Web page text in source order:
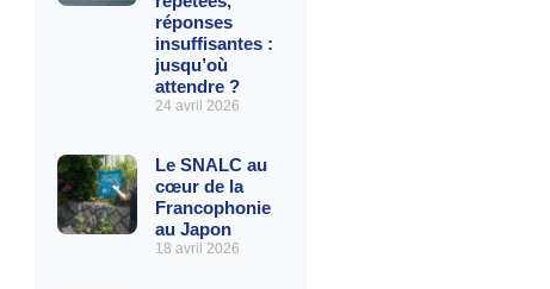
réponses
insuffisantes :
jusqu’où
attendre ?
24 avril 2026
Le SNALC au
cœur de la
Francophonie
au Japon
18 avril 2026